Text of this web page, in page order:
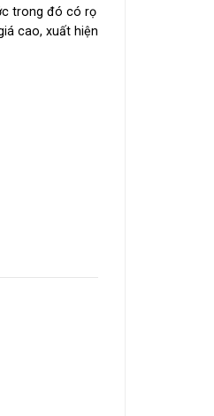
trong đó có rọ
cao, xuất hiện